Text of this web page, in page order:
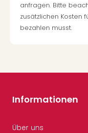
anfragen. Bitte
zusätzlichen Kosten
bezahlen musst.
Informationen
Über uns